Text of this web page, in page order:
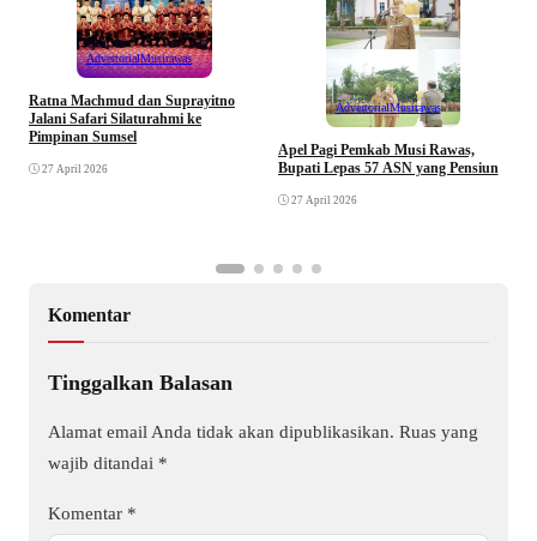
AdvertorialMusirawas
Ratna Machmud dan Suprayitno
Jalani Safari Silaturahmi ke
Pimpinan Sumsel
27 April 2026
AdvertorialMusirawas
Apel Pagi Pemkab Musi Rawas,
Bupati Lepas 57 ASN yang Pensiun
27 April 2026
Komentar
Tinggalkan Balasan
Alamat email Anda tidak akan dipublikasikan. Ruas yang
wajib ditandai *
Komentar *